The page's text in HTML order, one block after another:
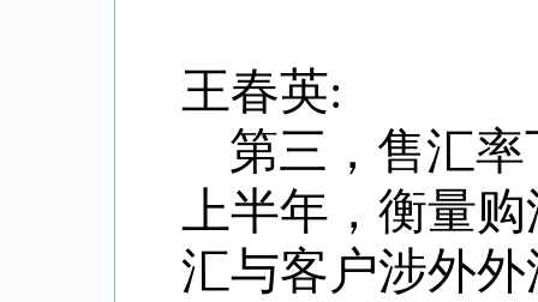
王春英:
第三，售汇
上半年，衡量
汇与客户涉外